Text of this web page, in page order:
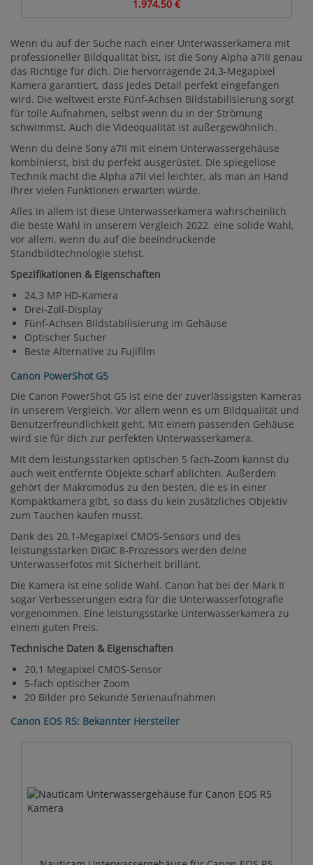
1.974,50 €
Wenn du auf der Suche nach einer Unterwasserkamera mit
professioneller Bildqualität bist, ist die Sony Alpha a7III genau
das Richtige für dich. Die hervorragende 24,3-Megapixel
Kamera garantiert, dass jedes Detail perfekt eingefangen
wird. Die weltweit erste Fünf-Achsen Bildstabilisierung sorgt
für tolle Aufnahmen, selbst wenn du in der Strömung
schwimmst. Auch die Videoqualität ist außergewöhnlich.
Wenn du deine Sony a7II mit einem Unterwassergehäuse
kombinierst, bist du perfekt ausgerüstet. Die spiegellose
Technik macht die Alpha a7II viel leichter, als man an Hand
ihrer vielen Funktionen erwarten würde.
Alles in allem ist diese Unterwasserkamera wahrscheinlich
die beste Wahl in unserem Vergleich 2022. eine solide Wahl,
vor allem, wenn du auf die beeindruckende
Standbildtechnologie stehst.
Spezifikationen & Eigenschaften
24,3 MP HD-Kamera
Drei-Zoll-Display
Fünf-Achsen Bildstabilisierung im Gehäuse
Optischer Sucher
Beste Alternative zu Fujifilm
Canon PowerShot G5
Die Canon PowerShot G5 ist eine der zuverlässigsten Kameras
in unserem Vergleich. Vor allem wenn es um Bildqualität und
Benutzerfreundlichkeit geht. Mit einem passenden Gehäuse
wird sie für dich zur perfekten Unterwasserkamera.
Mit dem leistungsstarken optischen 5 fach-Zoom kannst du
auch weit entfernte Objekte scharf ablichten. Außerdem
gehört der Makromodus zu den besten, die es in einer
Kompaktkamera gibt, so dass du kein zusätzliches Objektiv
zum Tauchen kaufen musst.
Dank des 20,1-Megapixel CMOS-Sensors und des
leistungsstarken DIGIC 8-Prozessors werden deine
Unterwasserfotos mit Sicherheit brillant.
Die Kamera ist eine solide Wahl. Canon hat bei der Mark II
sogar Verbesserungen extra für die Unterwasserfotografie
vorgenommen. Eine leistungsstarke Unterwasserkamera zu
einem guten Preis.
Technische Daten & Eigenschaften
20,1 Megapixel CMOS-Sensor
5-fach optischer Zoom
20 Bilder pro Sekunde Serienaufnahmen
Canon EOS R5: Bekannter Hersteller